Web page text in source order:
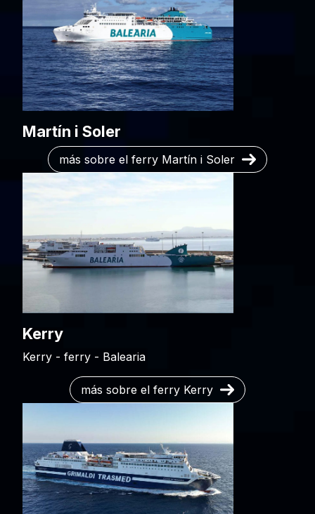
Martín i Soler
más sobre el ferry Martín i Soler
Kerry
Kerry - ferry - Balearia
más sobre el ferry Kerry